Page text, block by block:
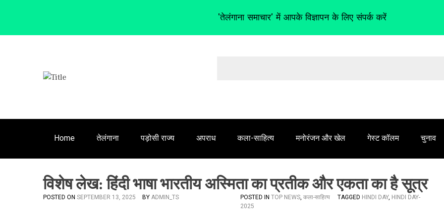
e
Home तेलंगाना पड़ोसी राज्य अपराध कला-साहित्य मनोरंजन और खेल गेस्ट कॉलम चुनाव
विशेष लेख: हिंदी भाषा भारतीय अस्मिता का प्रतीक और एकता का है सूत्र
POSTED ON SEPTEMBER 13, 2025 BY ADMIN_TS POSTED IN TOP NEWS, कला-साहित्य TAGGED HINDI DAY, HINDI DAY-
2025
'तेलंगाना समाचार' में आपके विज्ञापन के लिए संपर्क करें